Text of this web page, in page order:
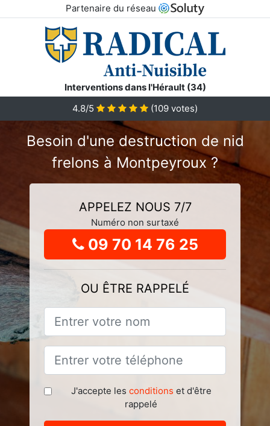
Partenaire du réseau
Interventions dans l'Hérault (34)
4.8/5 (109 votes)
Besoin d'une destruction de nid
frelons à Montpeyroux ?
APPELEZ NOUS 7/7
Numéro non surtaxé
09 70 14 76 25
OU ÊTRE RAPPELÉ
J'accepte les conditions et d'être
rappelé